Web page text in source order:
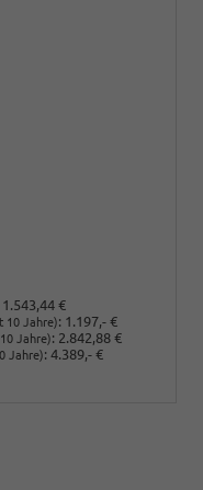
1.543,44 €
10 Jahre): 1.197,- €
Jahre): 2.842,88 €
Jahre): 4.389,- €